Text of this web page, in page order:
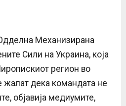
Механизирана
Сили на Украина, која
регион во
жалат дека командата не
објавија медиумите,